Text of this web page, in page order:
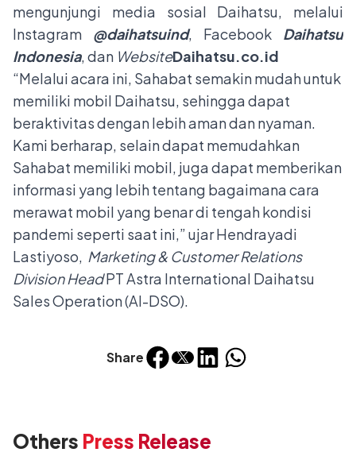
Share
mengunjungi media sosial Daihatsu, melalui
Instagram @daihatsuind, Facebook Daihatsu
Indonesia, dan WebsiteDaihatsu.co.id
“Melalui acara ini, Sahabat semakin mudah untuk
memiliki mobil Daihatsu, sehingga dapat
beraktivitas dengan lebih aman dan nyaman.
Kami berharap, selain dapat memudahkan
Sahabat memiliki mobil, juga dapat memberikan
informasi yang lebih tentang bagaimana cara
merawat mobil yang benar di tengah kondisi
pandemi seperti saat ini,” ujar Hendrayadi
Lastiyoso, Marketing & Customer Relations
Division HeadPT Astra International Daihatsu
Sales Operation (AI-DSO).
Others Press Release